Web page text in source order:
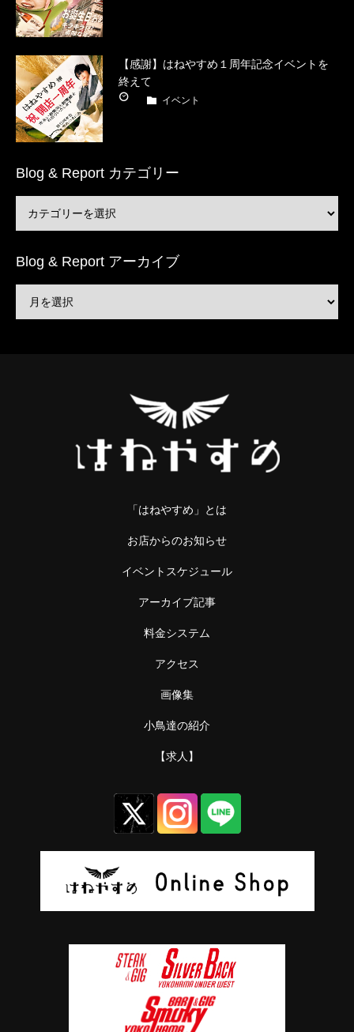
【感謝】はねやすめ１周年記念イベントを
終えて
イベント
Blog & Report カテゴリー
Blog & Report アーカイブ
「はねやすめ」とは
お店からのお知らせ
イベントスケジュール
アーカイブ記事
料金システム
アクセス
画像集
小鳥達の紹介
【求人】